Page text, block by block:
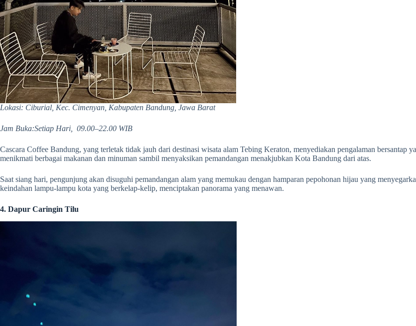
Lokasi: Ciburial, Kec. Cimenyan, Kabupaten Bandung, Jawa Barat
Jam Buka:Setiap Hari, 09.00–22.00 WIB
Cascara Coffee Bandung, yang terletak tidak jauh dari destinasi wisata alam Tebing Keraton, menyediakan pengalaman
menikmati berbagai makanan dan minuman sambil menyaksikan pemandangan menakjubkan Kota Bandung dari atas.
Saat siang hari, pengunjung akan disuguhi pemandangan alam yang memukau dengan hamparan pepohonan hijau yang
keindahan lampu-lampu kota yang berkelap-kelip, menciptakan panorama yang menawan.
4. Dapur Caringin Tilu